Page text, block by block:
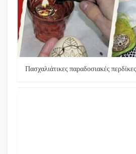
Πασχαλιάτικες παραδοσιακές